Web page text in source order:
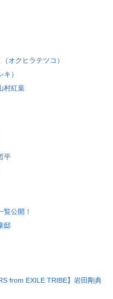
オクヒラテツコ）
）
村紅葉
平
覧公開！
邸
from EXILE TRIBE】岩田剛典